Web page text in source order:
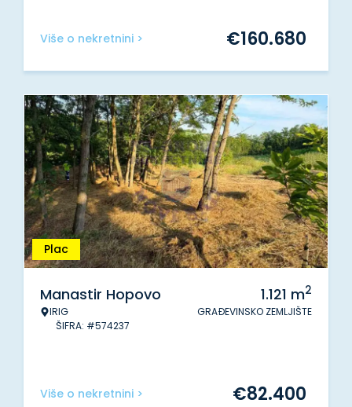
Više o nekretnini > €160.680
Plac
Manastir Hopovo
IRIG
ŠIFRA: #574237
1.121 m2
GRAĐEVINSKO ZEMLJIŠTE
Više o nekretnini > €82.400